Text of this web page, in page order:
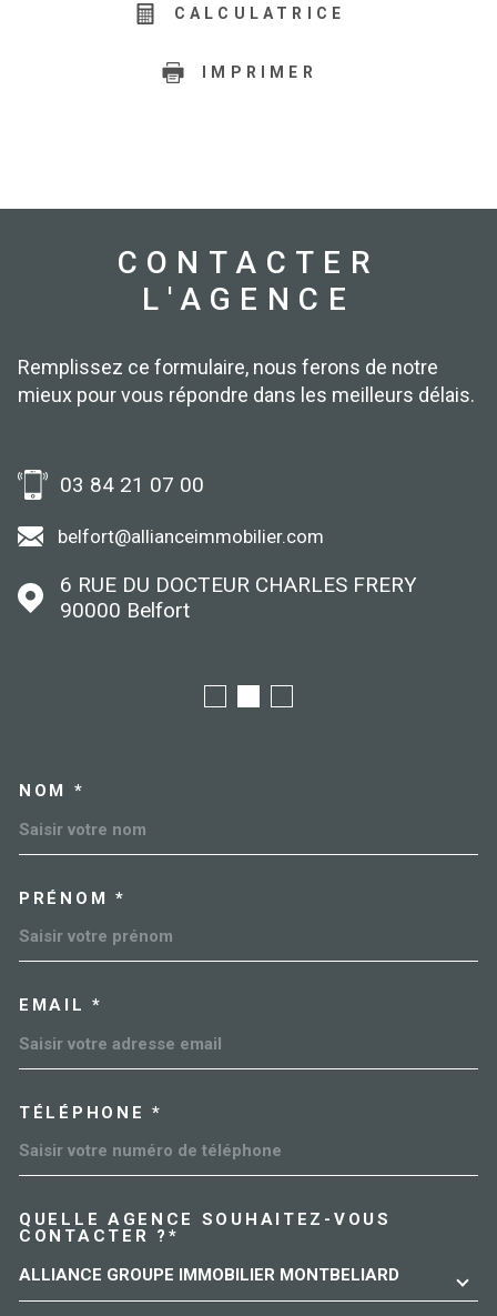
CALCULATRICE
IMPRIMER
CONTACTER
L'AGENCE
Remplissez ce formulaire, nous ferons de notre
mieux pour vous répondre dans les meilleurs délais.
03 84 21 07 00
belfort@allianceimmobilier.com
6 RUE DU DOCTEUR CHARLES FRERY
90000
Belfort
NOM *
PRÉNOM *
EMAIL *
TÉLÉPHONE *
QUELLE AGENCE SOUHAITEZ-VOUS
CONTACTER ?*
ALLIANCE GROUPE IMMOBILIER MONTBELIARD